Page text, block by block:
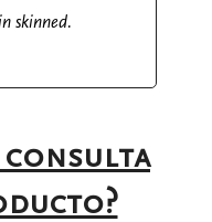
skinned.
consulta